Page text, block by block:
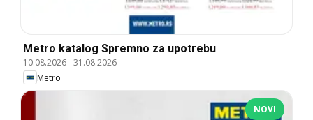
Metro katalog Spremno za upotrebu
10.08.2026-31.08.2026
Metro
NOVI